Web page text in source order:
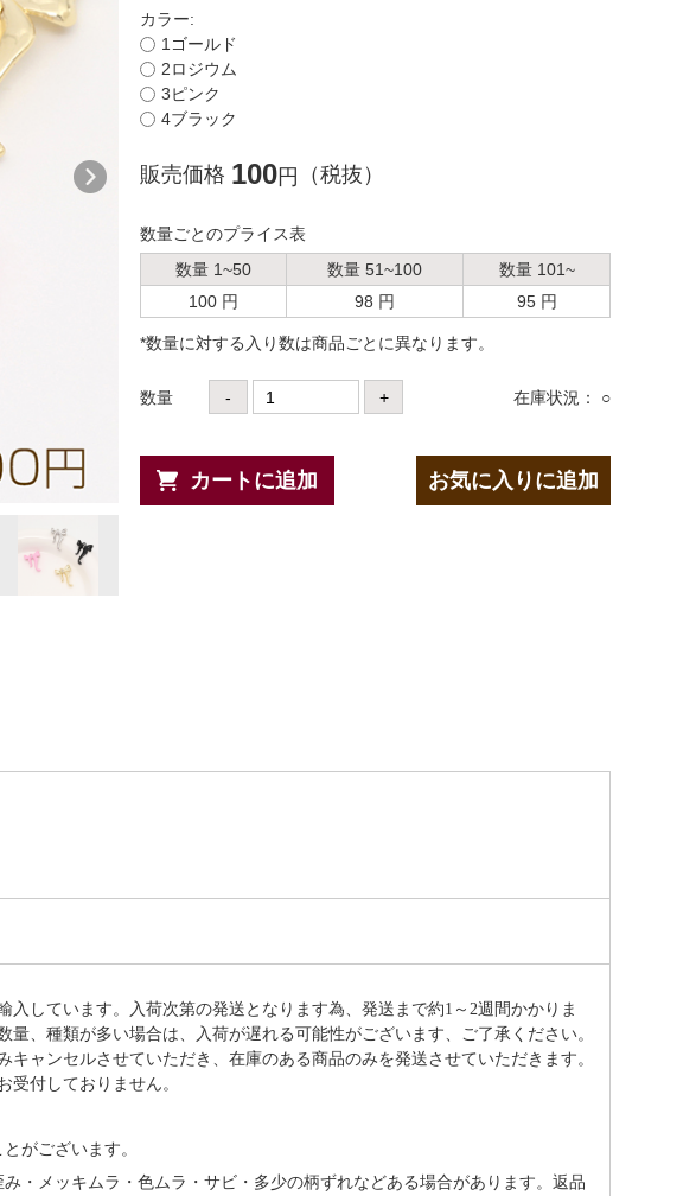
カラー:
1ゴールド
2ロジウム
3ピンク
4ブラック
販売価格 100円 （税抜）
数量ごとのプライス表
数量 1~50
数量 51~100
数量 101~
100 円
98 円 95 円
*数量に対する⼊り数は商品ごとに異なります。
数量 - + 在庫状況： ○
カートに追加 お気に入りに追加
しています。入荷次第の発送となります為、発送まで約1～2週間かかりま
、種類が多い場合は、入荷が遅れる可能性がございます、ご了承ください。
ャンセルさせていただき、在庫のある商品のみを発送させていただきます。
受付しておりません。
がございます。
・メッキムラ・色ムラ・サビ・多少の柄ずれなどある場合があります。返品